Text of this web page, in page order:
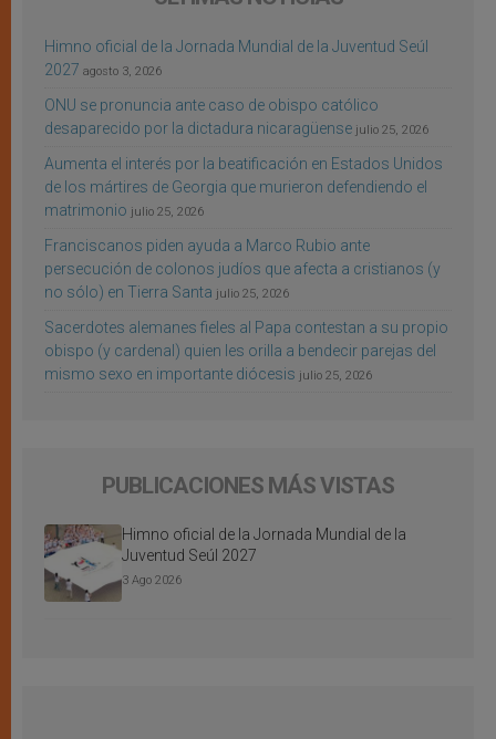
Himno oficial de la Jornada Mundial de la Juventud Seúl
2027 agosto 3, 2026
ONU se pronuncia ante caso de obispo católico
desaparecido por la dictadura nicaragüense julio 25, 2026
Aumenta el interés por la beatificación en Estados Unidos
de los mártires de Georgia que murieron defendiendo el
matrimonio julio 25, 2026
Franciscanos piden ayuda a Marco Rubio ante
persecución de colonos judíos que afecta a cristianos (y
no sólo) en Tierra Santa julio 25, 2026
Sacerdotes alemanes fieles al Papa contestan a su propio
obispo (y cardenal) quien les orilla a bendecir parejas del
mismo sexo en importante diócesis julio 25, 2026
PUBLICACIONES MÁS VISTAS
Himno oficial de la Jornada Mundial de la
Juventud Seúl 2027
3 Ago 2026